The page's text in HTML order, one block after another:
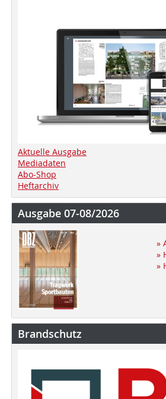
Aktuelle Ausgabe
Mediadaten
Abo-Shop
Heftarchiv
Ausgabe 07-08/2026
»
»
»
Brandschutz